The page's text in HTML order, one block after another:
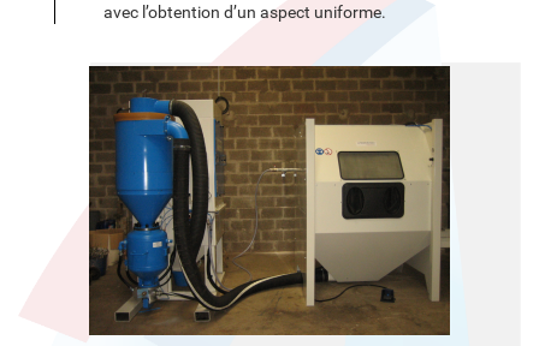
avec l’obtention d’un aspect uniforme.